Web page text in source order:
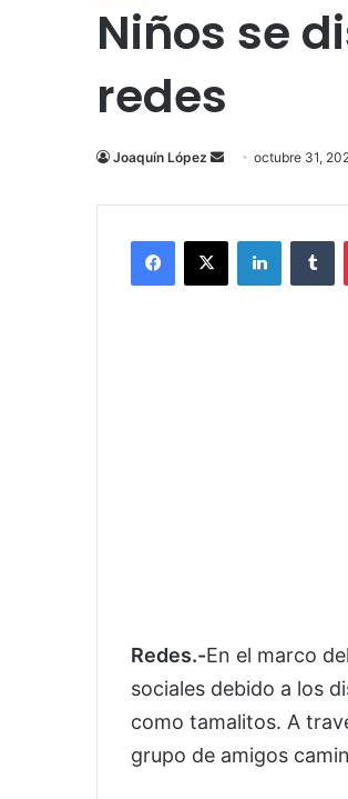
Niños se
redes
Joaquín López
Send
email
octubre 31,
Facebook
X LinkedIn
Redes.-En el marco
sociales debido a los
como tamalitos. A
grupo de amigos